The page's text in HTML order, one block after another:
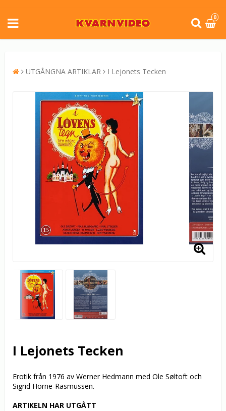
0
UTGÅNGNA ARTIKLAR I Lejonets Tecken
I Lejonets Tecken
Erotik från 1976 av Werner Hedmann med Ole Søltoft och
Sigrid Horne-Rasmussen.
ARTIKELN HAR UTGÅTT